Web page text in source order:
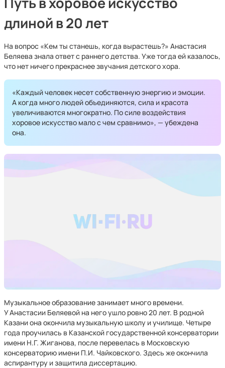
длиной в 20 лет
На вопрос «Кем ты станешь, когда вырастешь?» Анастасия
Беляева знала ответ с раннего детства. Уже тогда ей казалось,
что нет ничего прекраснее звучания детского хора.
«Каждый человек несет собственную энергию и эмоции.
А когда много людей объединяются, сила и красота
увеличиваются многократно. По силе воздействия
хоровое искусство мало с чем сравнимо», — убеждена
она.
Музыкальное образование занимает много времени.
У Анастасии Беляевой на него ушло ровно 20 лет. В родной
Казани она окончила музыкальную школу и училище. Четыре
года проучилась в Казанской государственной консерватории
имени Н.Г. Жиганова, после перевелась в Московскую
консерваторию имени П.И. Чайковского. Здесь же окончила
аспирантуру и защитила диссертацию.